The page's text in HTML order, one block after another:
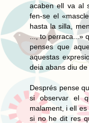
acaben ell va al
fen-se el
hasta la silla,
..., to perraca...»
penses que
aquestas
deia abans diu
Després pense
si observar el
malament, i ell
si no he dit res